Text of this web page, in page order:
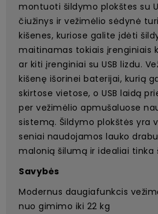
montuoti šildymo plokštes su
čiužinys ir vežimėlio sėdynė
kišenes, kuriose galite įdėti
maitinamas tokiais įrenginiais
ar kiti įrenginiai su USB lizdu.
kišenę išorinei baterijai, kurią
skirtose vietose, o USB laidą
per vežimėlio apmušaluose
sistemą. Šildymo plokštės yra
seniai naudojamos lauko
malonią šilumą ir idealiai tinka
Savybės
Modernus daugiafunkcis
nuo gimimo iki 22 kg